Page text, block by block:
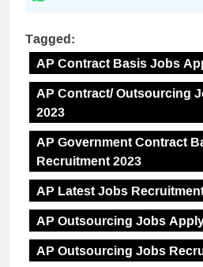
Tagged:
AP Contract Basis Jobs
AP Contract/ Outsourcing
2023
AP Government Contract
Recruitment 2023
AP Latest Jobs
AP Outsourcing Jobs
AP Outsourcing Jobs